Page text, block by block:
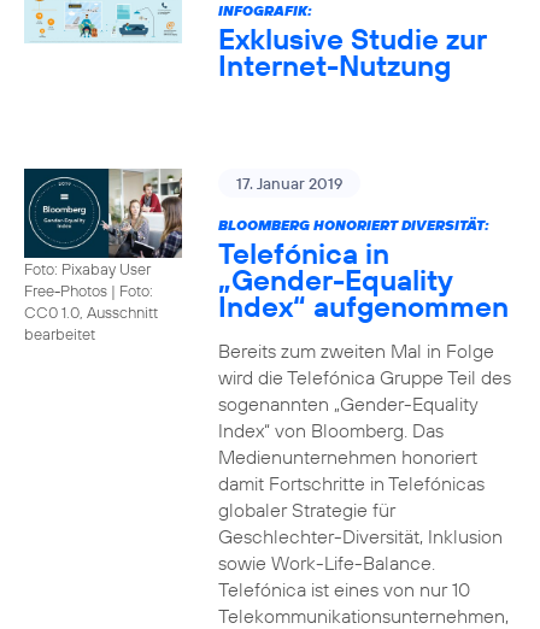
INFOGRAFIK:
Exklusive Studie zur
Internet-Nutzung
Foto: Pixabay User
Free-Photos | Foto:
CC0 1.0, Ausschnitt
bearbeitet
17. Januar 2019
BLOOMBERG HONORIERT DIVERSITÄT:
Telefónica in
„Gender-Equality
Index“ aufgenommen
Bereits zum zweiten Mal in Folge
wird die Telefónica Gruppe Teil des
sogenannten „Gender-Equality
Index“ von Bloomberg. Das
Medienunternehmen honoriert
damit Fortschritte in Telefónicas
globaler Strategie für
Geschlechter-Diversität, Inklusion
sowie Work-Life-Balance.
Telefónica ist eines von nur 10
Telekommunikationsunternehmen,